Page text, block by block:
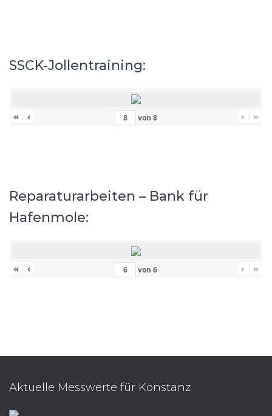
SSCK-Jollentraining:
« ‹ von 8 › »
Reparaturarbeiten – Bank für
Hafenmole:
« ‹ von 6 › »
Aktuelle Messwerte für Konstanz